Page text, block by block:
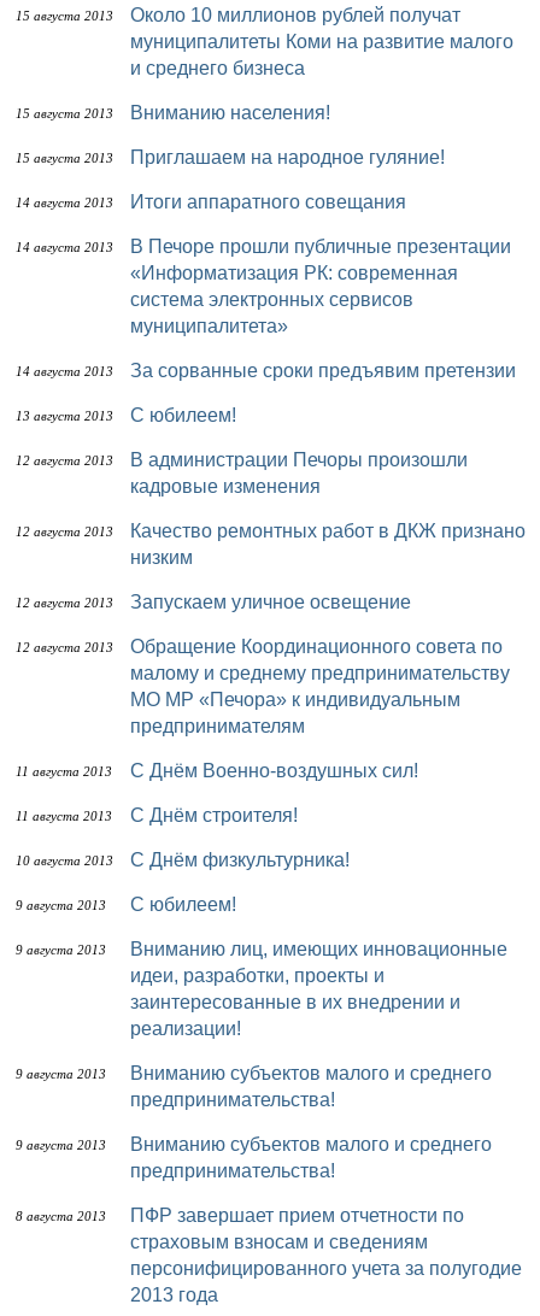
15 августа 2013
Около 10 миллионов рублей получат
муниципалитеты Коми на развитие малого
и среднего бизнеса
15 августа 2013 Вниманию населения!
15 августа 2013 Приглашаем на народное гуляние!
14 августа 2013 Итоги аппаратного совещания
14 августа 2013
В Печоре прошли публичные презентации
«Информатизация РК: современная
система электронных сервисов
муниципалитета»
14 августа 2013 За сорванные сроки предъявим претензии
13 августа 2013 С юбилеем!
12 августа 2013
В администрации Печоры произошли
кадровые изменения
12 августа 2013
Качество ремонтных работ в ДКЖ признано
низким
12 августа 2013 Запускаем уличное освещение
12 августа 2013
Обращение Координационного совета по
малому и среднему предпринимательству
МО МР «Печора» к индивидуальным
предпринимателям
11 августа 2013 С Днём Военно-воздушных сил!
11 августа 2013 С Днём строителя!
10 августа 2013 С Днём физкультурника!
9 августа 2013 С юбилеем!
9 августа 2013
Вниманию лиц, имеющих инновационные
идеи, разработки, проекты и
заинтересованные в их внедрении и
реализации!
9 августа 2013
Вниманию субъектов малого и среднего
предпринимательства!
9 августа 2013
Вниманию субъектов малого и среднего
предпринимательства!
8 августа 2013
ПФР завершает прием отчетности по
страховым взносам и сведениям
персонифицированного учета за полугодие
2013 года